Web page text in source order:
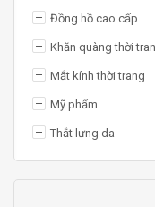
Đồng hồ cao cấp
Khăn quàng thời
Mắt kính thời trang
Mỹ phẩm
Thắt lưng da